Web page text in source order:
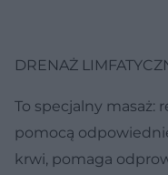
DRENAŻ
To specjalny masaż:
pomocą
krwi, pomaga